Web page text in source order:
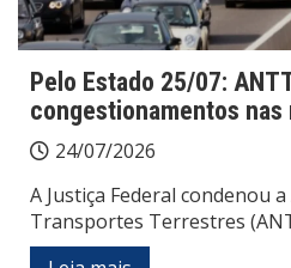
Pelo Estado 25/07:
congestionamentos nas
24/07/2026
A Justiça Federal condenou
Transportes Terrestres